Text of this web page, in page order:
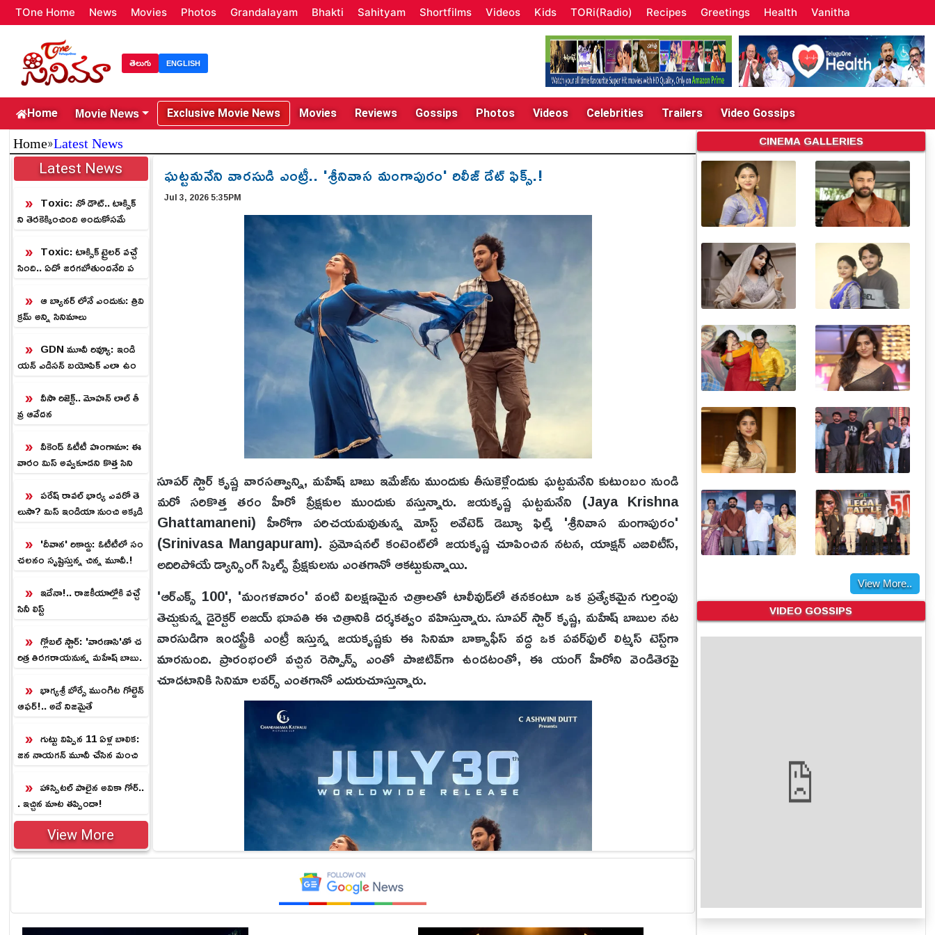
TOne Home News Movies Photos Grandalayam Bhakti Sahityam Shortfilms Videos Kids TORi(Radio) Recipes Greetings Health Vanitha
తెలుగు ENGLISH
Home Movie News Exclusive Movie News Movies Reviews Gossips Photos Videos Celebrities Trailers Video Gossips
Home»Latest News
Latest News
Toxic: నో డౌట్.. టాక్సిక్
ని తెరకెక్కించింది అందుకోసమే
Toxic: టాక్సిక్ ట్రైలర్ వచ్చే
సింది.. ఏదో జరగబోతుందనేది ప
ఆ బ్యానర్ లోనే ఎందుకు: త్రివి
క్రమ్ అన్ని సినిమాలు
GDN మూవీ రివ్యూ: ఇండి
యన్ ఎడిసన్ బయోపిక్ ఎలా ఉం
వీసా రిజెక్ట్.. మోహన్ లాల్ తీ
వ్ర ఆవేదన
వీకెండ్ ఓటీటీ హంగామా: ఈ
వారం మిస్ అవ్వకూడని కొత్త సిని
పరేష్ రావల్ భార్య ఎవరో తె
లుసా? మిస్ ఇండియా నుంచి అక్కడి
'దీవాన' రికార్డు: ఓటీటీలో సం
చలనం సృష్టిస్తున్న చిన్న మూవీ.!
ఇదేనా!.. రాజకీయాల్లోకి వచ్చే
సినీ లిస్ట్
గ్లోబల్ స్టార్: 'వారణాసి'తో చ
రిత్ర తిరగరాయనున్న మహేష్ బాబు.
భాగ్యశ్రీ బోర్సే ముంగిట గోల్డెన్
ఆఫర్!.. అదే నిజమైతే
గుట్టు విప్పిన 11 ఏళ్ల బాలిక:
జన నాయగన్ మూవీ చేసిన మంచి
హాస్పిటల్ పాలైన అవికా గోర్..
. ఇచ్చిన మాట తప్పిందా!
View More
ఘట్టమనేని వారసుడి ఎంట్రీ.. 'శ్రీనివాస మంగాపురం' రిలీజ్ డేట్ ఫిక్స్.!
Jul 3, 2026 5:35PM
సూపర్ స్టార్ కృష్ణ వారసత్వాన్ని, మహేష్ బాబు ఇమేజ్‌ను ముందుకు తీసుకెళ్లేందుకు ఘట్టమనేని కుటుంబం నుండి
మరో సరికొత్త తరం హీరో ప్రేక్షకుల ముందుకు వస్తున్నారు. జయకృష్ణ ఘట్టమనేని (Jaya Krishna
Ghattamaneni) హీరోగా పరిచయమవుతున్న మోస్ట్ అవేటెడ్ డెబ్యూ ఫిల్మ్ 'శ్రీనివాస మంగాపురం'
(Srinivasa Mangapuram). ప్రమోషనల్ కంటెంట్‌లో జయకృష్ణ చూపించిన నటన, యాక్షన్ ఎబిలిటీస్,
అదిరిపోయే డ్యాన్సింగ్ స్కిల్స్ ప్రేక్షకులను ఎంతగానో ఆకట్టుకున్నాయి.
'ఆర్ఎక్స్ 100', 'మంగళవారం' వంటి విలక్షణమైన చిత్రాలతో టాలీవుడ్‌లో తనకంటూ ఒక ప్రత్యేకమైన గుర్తింపు
తెచ్చుకున్న డైరెక్టర్ అజయ్ భూపతి ఈ చిత్రానికి దర్శకత్వం వహిస్తున్నారు. సూపర్ స్టార్ కృష్ణ, మహేష్ బాబుల నట
వారసుడిగా ఇండస్ట్రీకి ఎంట్రీ ఇస్తున్న జయకృష్ణకు ఈ సినిమా బాక్సాఫీస్ వద్ద ఒక పవర్‌ఫుల్ లిట్మస్ టెస్ట్‌గా
మారనుంది. ప్రారంభంలో వచ్చిన రెస్పాన్స్ ఎంతో పాజిటివ్‌గా ఉండటంతో, ఈ యంగ్ హీరోని వెండితెరపై
చూడటానికి సినిమా లవర్స్ ఎంతగానో ఎదురుచూస్తున్నారు.
CINEMA GALLERIES
View More..
VIDEO GOSSIPS